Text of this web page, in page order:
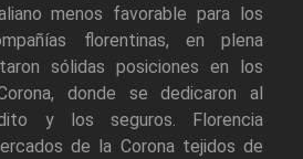
menos favorable para los
florentinas, en plena
sólidas posiciones en los
donde se dedicaron al
y los seguros. Florencia
de la Corona tejidos de